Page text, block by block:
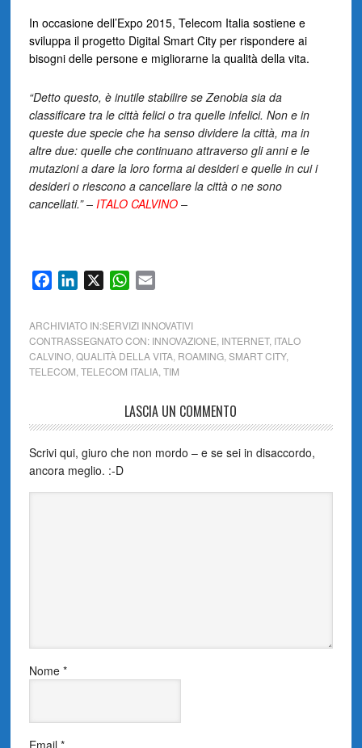
In occasione dell’Expo 2015, Telecom Italia sostiene e
sviluppa il progetto Digital Smart City per rispondere ai
bisogni delle persone e migliorarne la qualità della vita.
“Detto questo, è inutile stabilire se Zenobia sia da
classificare tra le città felici o tra quelle infelici. Non e in
queste due specie che ha senso dividere la città, ma in
altre due: quelle che continuano attraverso gli anni e le
mutazioni a dare la loro forma ai desideri e quelle in cui i
desideri o riescono a cancellare la città o ne sono
cancellati.” – ITALO CALVINO–
FacebookLinkedIn WhatsApp
ARCHIVIATO IN:SERVIZI INNOVATIVI
CONTRASSEGNATO CON: INNOVAZIONE INTERNET, ITALO
CALVINO, QUALITÀ DELLA VITA, ROAMING, SMART CITY,
TELECOM TELECOM ITALIA, TIM
LASCIA UN COMMENTO
Scrivi qui, giuro che non mordo – e se sei in disaccordo,
ancora meglio. :-D
Nome *
Email *